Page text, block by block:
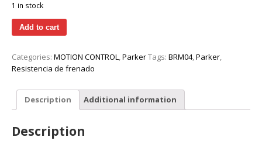
1 in stock
Add to cart
Categories: MOTION CONTROL,ParkerTags: BRM04,Parker,
Resistencia de frenado
Description Additional information
Description